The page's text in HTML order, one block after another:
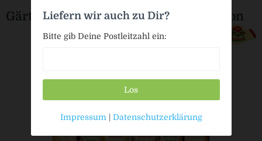
Gärttner Mischkasten Sommer-Edition
Liefern wir auch zu Dir?
Bitte gib Deine Postleitzahl ein:
Los
Impressum | Datenschutzerklärung